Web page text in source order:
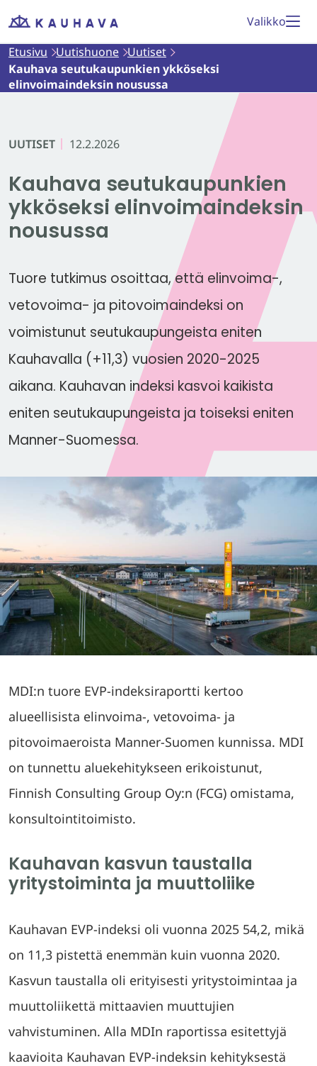
Siirry
Etusivu
Valikko
Etusivu Uutishuone Uutiset
Kauhava seutukaupunkien ykköseksi
elinvoimaindeksin nousussa
UUTISET 12.2.2026
Kauhava seutukaupunkien
ykköseksi elinvoimaindeksin
nousussa
Tuore tutkimus osoittaa, että elinvoima-,
vetovoima- ja pitovoimaindeksi on
voimistunut seutukaupungeista eniten
Kauhavalla (+11,3) vuosien 2020-2025
aikana. Kauhavan indeksi kasvoi kaikista
eniten seutukaupungeista ja toiseksi eniten
Manner-Suomessa.
MDI:n tuore EVP-indeksiraportti kertoo
alueellisista elinvoima-, vetovoima- ja
pitovoimaeroista Manner-Suomen kunnissa. MDI
on tunnettu aluekehitykseen erikoistunut,
Finnish Consulting Group Oy:n (FCG) omistama,
konsultointitoimisto.
Kauhavan kasvun taustalla
yritystoiminta ja muuttoliike
Kauhavan EVP-indeksi oli vuonna 2025 54,2, mikä
on 11,3 pistettä enemmän kuin vuonna 2020.
Kasvun taustalla oli erityisesti yritystoimintaa ja
muuttoliikettä mittaavien muuttujien
vahvistuminen. Alla MDIn raportissa esitettyjä
kaavioita Kauhavan EVP-indeksin kehityksestä